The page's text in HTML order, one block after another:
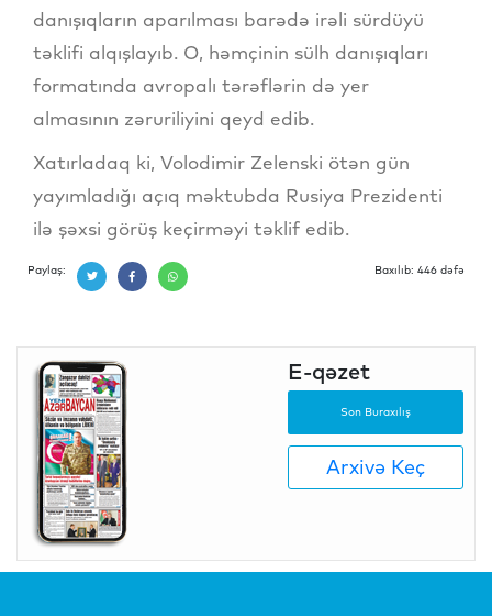
danışıqların aparılması barədə irəli sürdüyü
təklifi alqışlayıb. O, həmçinin sülh danışıqları
formatında avropalı tərəflərin də yer
almasının zəruriliyini qeyd edib.
Xatırladaq ki, Volodimir Zelenski ötən gün
yayımladığı açıq məktubda Rusiya Prezidenti
ilə şəxsi görüş keçirməyi təklif edib.
Paylaş: Baxılıb: 446 dəfə
E-qəzet
Son Buraxılış
Arxivə Keç